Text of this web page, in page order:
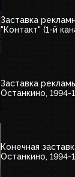
Заставка
"Контакт" (1-й
Заставка
Останкино, 1994-
Конечная
Останкино, 1994-